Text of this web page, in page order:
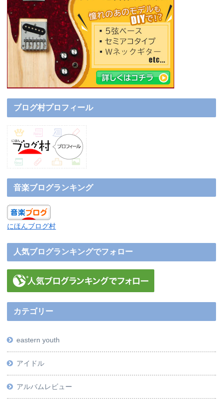
ブログ村プロフィール
音楽ブログランキング
にほんブログ村
人気ブログランキングでフォロー
カテゴリー
eastern youth
アイドル
アルバムレビュー